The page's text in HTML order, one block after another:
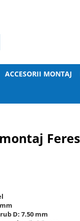
ACCESORII MONTAJ
D: 7.50 mm